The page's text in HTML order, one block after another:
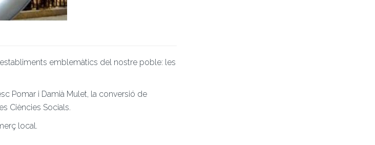
emblemàtics del nostre poble: les
Pomar i Damià Mulet, la conversió de
Ciències Socials.
local.